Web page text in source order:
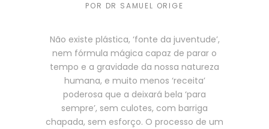
POR DR SAMUEL ORIGE
Não existe plástica, ‘fonte da juventude’,
nem fórmula mágica capaz de parar o
tempo e a gravidade da nossa natureza
humana, e muito menos ‘receita’
poderosa que a deixará bela ‘para
sempre’, sem culotes, com barriga
chapada, sem esforço. O processo de um